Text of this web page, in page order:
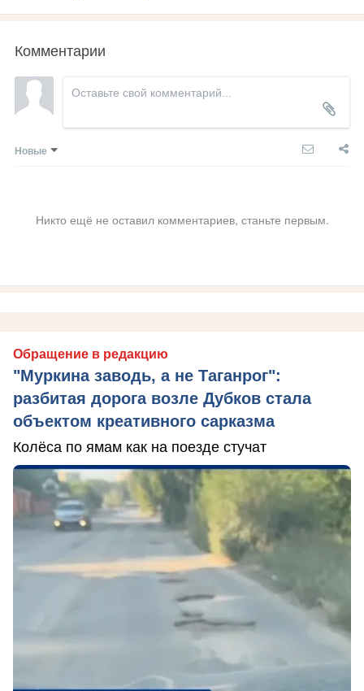
Комментарии
Новые
Никто ещё не оставил комментариев, станьте первым.
Обращение в редакцию
"Муркина заводь, а не Таганрог":
разбитая дорога возле Дубков стала
объектом креативного сарказма
Колёса по ямам как на поезде стучат